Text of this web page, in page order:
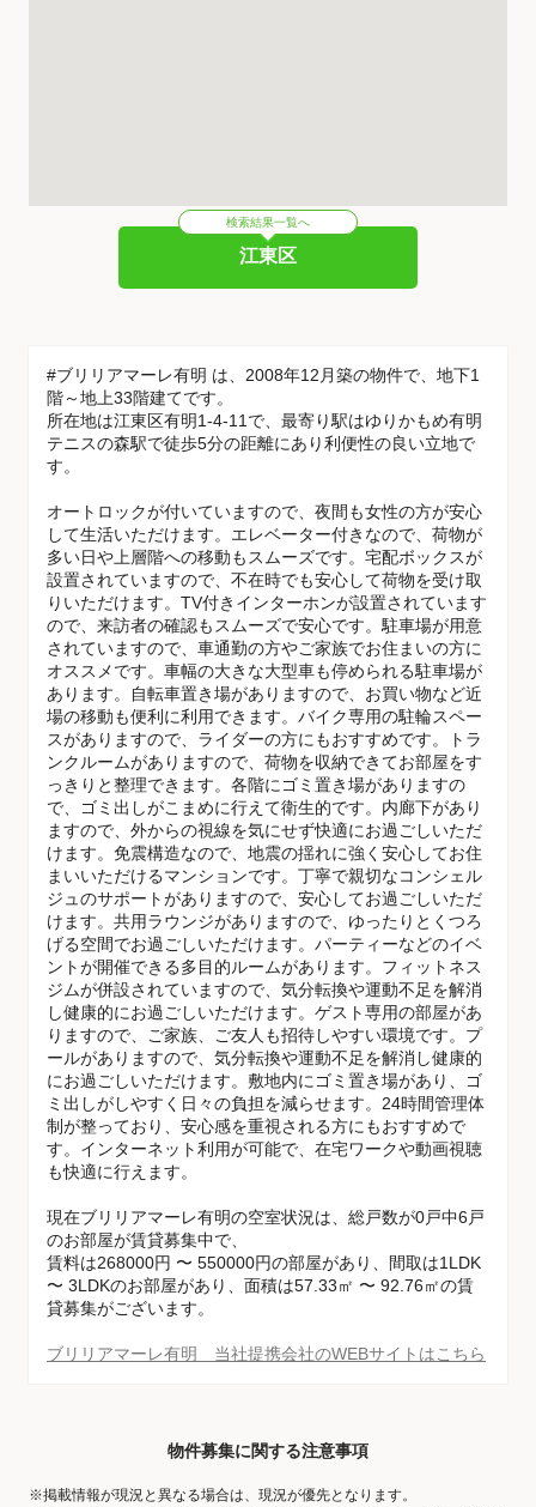
検索結果一覧へ
江東区
#ブリリアマーレ有明 は、2008年12月築の物件で、地下1
階～地上33階建てです。
所在地は江東区有明1-4-11で、最寄り駅はゆりかもめ有明
テニスの森駅で徒歩5分の距離にあり利便性の良い立地で
す。
オートロックが付いていますので、夜間も女性の方が安心
して生活いただけます。エレベーター付きなので、荷物が
多い日や上層階への移動もスムーズです。宅配ボックスが
設置されていますので、不在時でも安心して荷物を受け取
りいただけます。TV付きインターホンが設置されています
ので、来訪者の確認もスムーズで安心です。駐車場が用意
されていますので、車通勤の方やご家族でお住まいの方に
オススメです。車幅の大きな大型車も停められる駐車場が
あります。自転車置き場がありますので、お買い物など近
場の移動も便利に利用できます。バイク専用の駐輪スペー
スがありますので、ライダーの方にもおすすめです。トラ
ンクルームがありますので、荷物を収納できてお部屋をす
っきりと整理できます。各階にゴミ置き場がありますの
で、ゴミ出しがこまめに行えて衛生的です。内廊下があり
ますので、外からの視線を気にせず快適にお過ごしいただ
けます。免震構造なので、地震の揺れに強く安心してお住
まいいただけるマンションです。丁寧で親切なコンシェル
ジュのサポートがありますので、安心してお過ごしいただ
けます。共用ラウンジがありますので、ゆったりとくつろ
げる空間でお過ごしいただけます。パーティーなどのイベ
ントが開催できる多目的ルームがあります。フィットネス
ジムが併設されていますので、気分転換や運動不足を解消
し健康的にお過ごしいただけます。ゲスト専用の部屋があ
りますので、ご家族、ご友人も招待しやすい環境です。プ
ールがありますので、気分転換や運動不足を解消し健康的
にお過ごしいただけます。敷地内にゴミ置き場があり、ゴ
ミ出しがしやすく日々の負担を減らせます。24時間管理体
制が整っており、安心感を重視される方にもおすすめで
す。インターネット利用が可能で、在宅ワークや動画視聴
も快適に行えます。
現在ブリリアマーレ有明の空室状況は、総戸数が0戸中6戸
のお部屋が賃貸募集中で、
賃料は268000円 〜 550000円の部屋があり、間取は1LDK
〜 3LDKのお部屋があり、面積は57.33㎡ 〜 92.76㎡の賃
貸募集がございます。
ブリリアマーレ有明 当社提携会社のWEBサイトはこちら
物件募集に関する注意事項
※掲載情報が現況と異なる場合は、現況が優先となります。